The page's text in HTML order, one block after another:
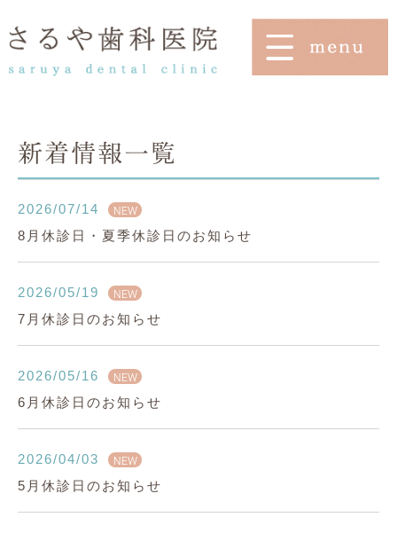
新着情報一覧
2026/07/14 NEW
8月休診日・夏季休診日のお知らせ
2026/05/19 NEW
7月休診日のお知らせ
2026/05/16 NEW
6月休診日のお知らせ
2026/04/03 NEW
5月休診日のお知らせ